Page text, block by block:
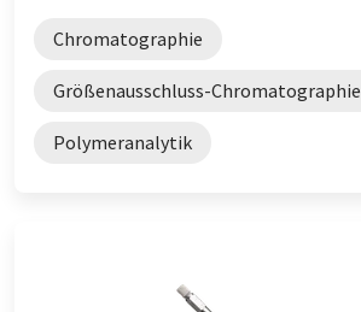
Chromatographie
Größenausschluss-Chromatographie
Polymeranalytik